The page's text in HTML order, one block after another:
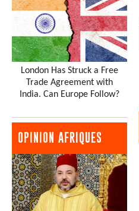
London Has Struck a Free
Trade Agreement with
India. Can Europe Follow?
OPINION AFRIQUES